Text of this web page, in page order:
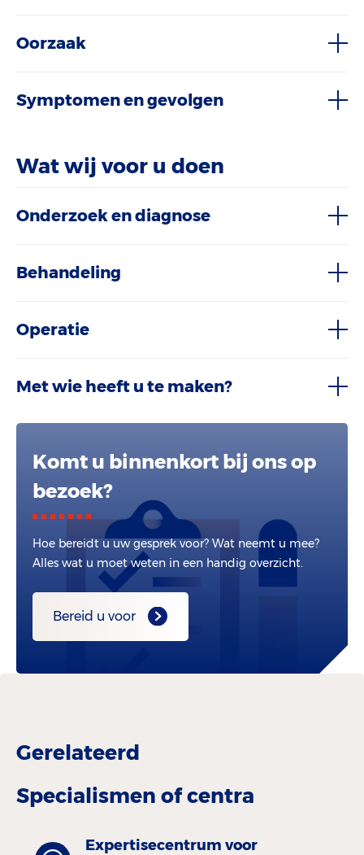
Oorzaak
Symptomen en gevolgen
Wat wij voor u doen
Onderzoek en diagnose
Behandeling
Operatie
Met wie heeft u te maken?
Komt u binnenkort bij ons op
bezoek?
Hoe bereidt u uw gesprek voor? Wat neemt u mee?
Alles wat u moet weten in een handig overzicht.
Bereid u voor
Gerelateerd
Specialismen of centra
Expertisecentrum voor